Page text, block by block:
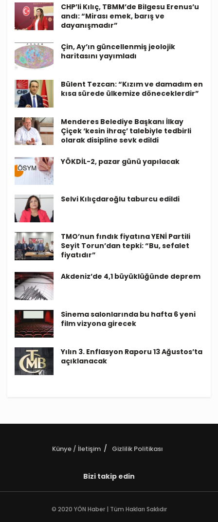
CHP’li Kılıç, TBMM’de Bilgesu Erenus’u
andı: “Mirası emek, barış ve
dayanışmadır”
Çin, Ay’ın güncellenmiş jeolojik
haritasını yayımladı
Bülent Tezcan: “Kızım ve damadım en
kısa sürede ülkemize döneceklerdir”
Menderes Belediye Başkanı İlkay
Çiçek ‘kesin ihraç’ talebiyle tedbirli
olarak disipline sevk edildi
YÖKDİL-2, pazar günü yapılacak
Selvi Kılıçdaroğlu taburcu edildi
TMO’nun fındık fiyatına YENİ Partili
Seyit Torun’dan tepki: “Bu, sefalet
fiyatıdır”
Akdeniz’de 4,1 büyüklüğünde deprem
Sinema salonlarında bu hafta 6 yeni
film vizyona girecek
Yılın 3. Enflasyon Raporu 13 Ağustos’ta
açıklanacak
Künye / İletişim Gizlilik Politikası
Bizi takip edin
© 2020 YÖN Haber | Tüm Hakları Saklıdır